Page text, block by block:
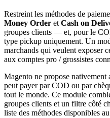
Restreint les méthodes de
Money Order et Cash on
groupes clients — et, pour le
type pickup uniquement. Un
marchands qui veulent exposer
aux comptes pro / grossistes
Magento ne propose
peut payer par COD ou par
tout le monde. Ce module
groupes clients et un filtre côté
liste des méthodes disponibles